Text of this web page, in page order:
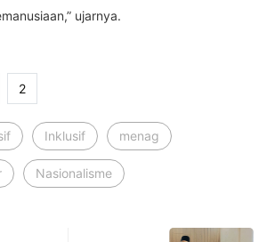
ujarnya.
2
Inklusif menag
Nasionalisme